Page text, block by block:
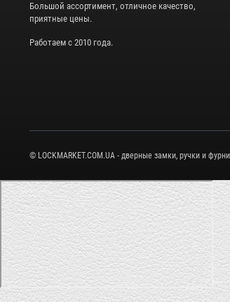
Большой ассортимент, отличное качество,
приятные цены.
Работаем с 2010 года.
© LOCKMARKET.COM.UA - дверные замки, ручки и